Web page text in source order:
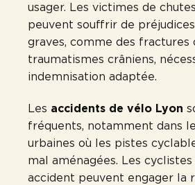
usager. Les victimes de
peuvent souffrir de
graves, comme des fractures
traumatismes crâniens,
indemnisation adaptée.
Les accidents de vélo Lyon
fréquents, notamment dans
urbaines où les pistes
mal aménagées. Les cyclistes
accident peuvent engager la